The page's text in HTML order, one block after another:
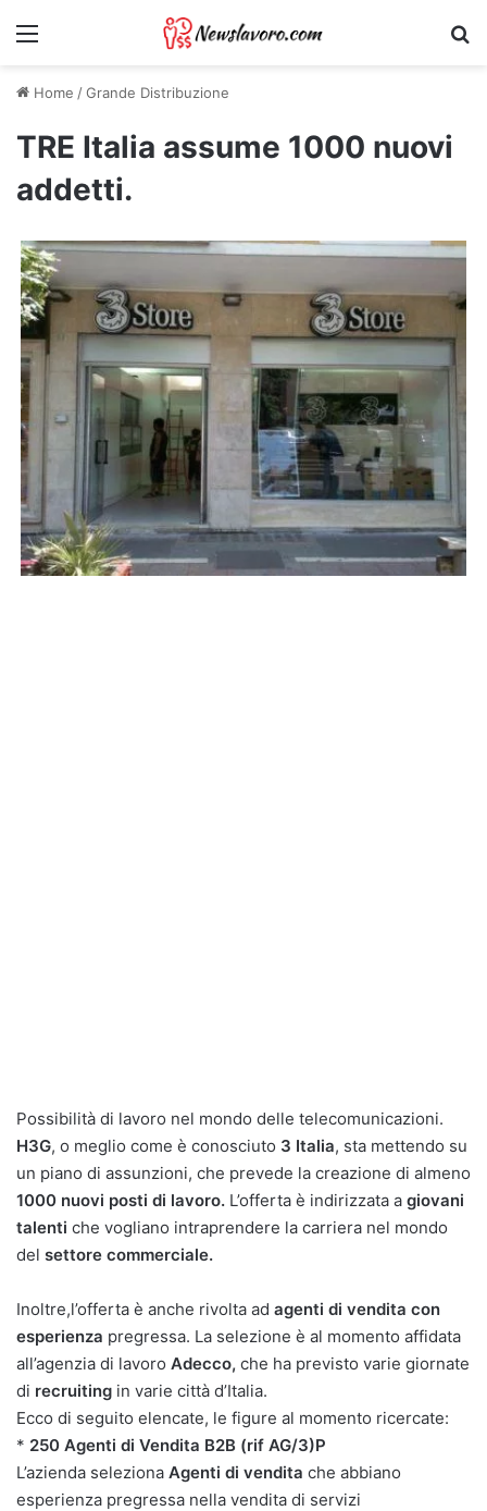
Menu
Home /Grande Distribuzione
TRE Italia assume 1000 nuovi
addetti.
Possibilità di lavoro nel mondo delle telecomunicazioni.
H3G, o meglio come è conosciuto 3 Italia, sta mettendo su
un piano di assunzioni, che prevede la creazione di almeno
1000 nuovi posti di lavoro. L’offerta è indirizzata a giovani
talenti che vogliano intraprendere la carriera nel mondo
del settore commerciale.
Inoltre,l’offerta è anche rivolta ad agenti di vendita con
esperienza pregressa. La selezione è al momento affidata
all’agenzia di lavoro Adecco, che ha previsto varie giornate
di recruiting in varie città d’Italia.
Ecco di seguito elencate, le figure al momento ricercate:
* 250 Agenti di Vendita B2B (rif AG/3)P
L’azienda seleziona Agenti di vendita che abbiano
esperienza pregressa nella vendita di servizi